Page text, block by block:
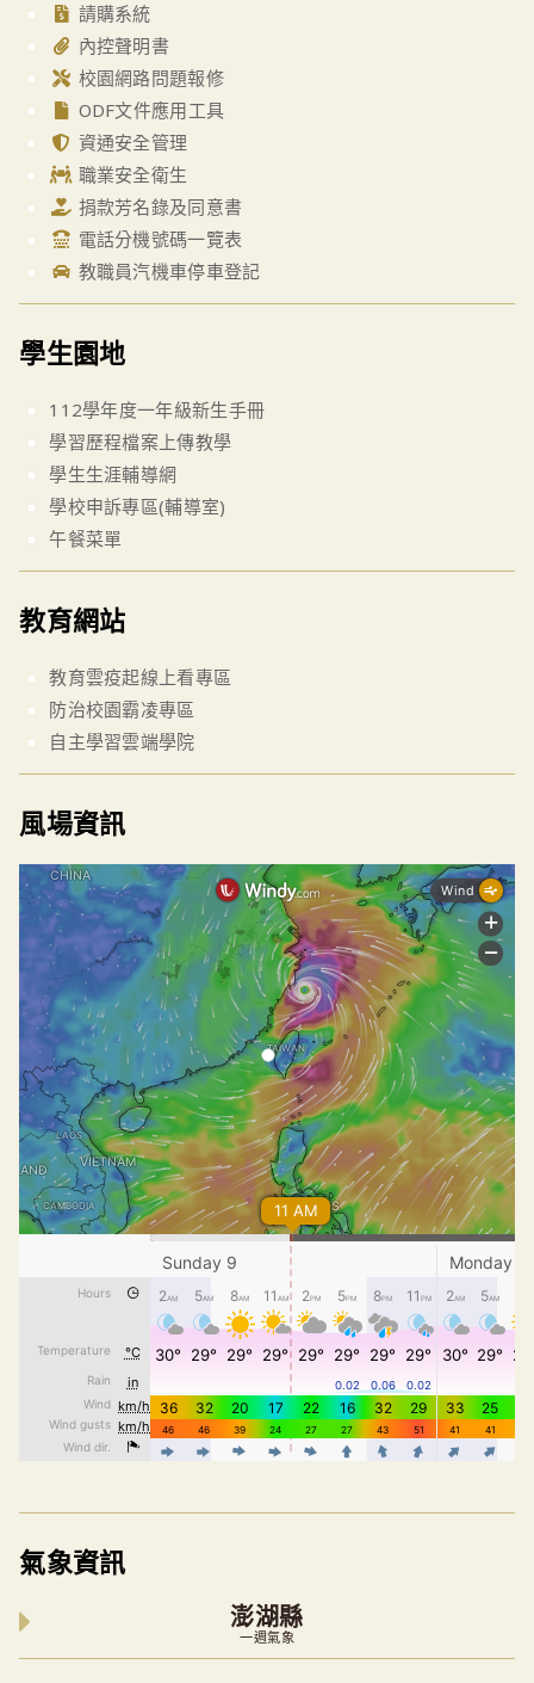
請購系統
內控聲明書
校園網路問題報修
ODF文件應用工具
資通安全管理
職業安全衛生
捐款芳名錄及同意書
電話分機號碼一覽表
教職員汽機車停車登記
學生園地
112學年度一年級新生手冊
學習歷程檔案上傳教學
學生生涯輔導網
學校申訴專區(輔導室)
午餐菜單
教育網站
教育雲疫起線上看專區
防治校園霸凌專區
自主學習雲端學院
風場資訊
氣象資訊
澎湖縣
一週氣象